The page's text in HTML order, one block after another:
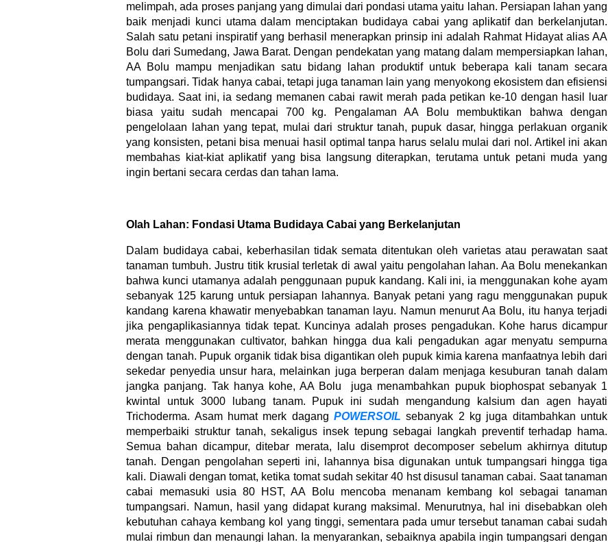
melimpah, ada proses panjang yang dimulai dari pondasi utama yaitu lahan. Persiapan lahan yang
baik menjadi kunci utama dalam menciptakan budidaya cabai yang aplikatif dan berkelanjutan.
Salah satu petani inspiratif yang berhasil menerapkan prinsip ini adalah Rahmat Hidayat alias AA
Bolu dari Sumedang, Jawa Barat. Dengan pendekatan yang matang dalam mempersiapkan lahan,
AA Bolu mampu menjadikan satu bidang lahan produktif untuk beberapa kali tanam secara
tumpangsari. Tidak hanya cabai, tetapi juga tanaman lain yang menyokong ekosistem dan efisiensi
budidaya. Saat ini, ia sedang memanen cabai rawit merah pada petikan ke-10 dengan hasil luar
biasa yaitu sudah mencapai 700 kg. Pengalaman AA Bolu membuktikan bahwa dengan
pengelolaan lahan yang tepat, mulai dari struktur tanah, pupuk dasar, hingga perlakuan organik
yang konsisten, petani bisa menuai hasil optimal tanpa harus selalu mulai dari nol. Artikel ini akan
membahas kiat-kiat aplikatif yang bisa langsung diterapkan, terutama untuk petani muda yang
ingin bertani secara cerdas dan tahan lama.
Olah Lahan: Fondasi Utama Budidaya Cabai yang Berkelanjutan
Dalam budidaya cabai, keberhasilan tidak semata ditentukan oleh varietas atau perawatan saat
tanaman tumbuh. Justru titik krusial terletak di awal yaitu pengolahan lahan. Aa Bolu menekankan
bahwa kunci utamanya adalah penggunaan pupuk kandang. Kali ini, ia menggunakan kohe ayam
sebanyak 125 karung untuk persiapan lahannya. Banyak petani yang ragu menggunakan pupuk
kandang karena khawatir menyebabkan tanaman layu. Namun menurut Aa Bolu, itu hanya terjadi
jika pengaplikasiannya tidak tepat. Kuncinya adalah proses pengadukan. Kohe harus dicampur
merata menggunakan cultivator, bahkan hingga dua kali pengadukan agar menyatu sempurna
dengan tanah. Pupuk organik tidak bisa digantikan oleh pupuk kimia karena manfaatnya lebih dari
sekedar penyedia unsur hara, melainkan juga berperan dalam menjaga kesuburan tanah dalam
jangka panjang. Tak hanya kohe, AA Bolu juga menambahkan pupuk biophospat sebanyak 1
kwintal untuk 3000 lubang tanam. Pupuk ini sudah mengandung kalsium dan agen hayati
Trichoderma. Asam humat merk dagang POWERSOIL sebanyak 2 kg juga ditambahkan untuk
memperbaiki struktur tanah, sekaligus insek tepung sebagai langkah preventif terhadap hama.
Semua bahan dicampur, ditebar merata, lalu disemprot decomposer sebelum akhirnya ditutup
tanah. Dengan pengolahan seperti ini, lahannya bisa digunakan untuk tumpangsari hingga tiga
kali. Diawali dengan tomat, ketika tomat sudah sekitar 40 hst disusul tanaman cabai. Saat tanaman
cabai memasuki usia 80 HST, AA Bolu mencoba menanam kembang kol sebagai tanaman
tumpangsari. Namun, hasil yang didapat kurang maksimal. Menurutnya, hal ini disebabkan oleh
kebutuhan cahaya kembang kol yang tinggi, sementara pada umur tersebut tanaman cabai sudah
mulai rimbun dan menaungi lahan. Ia menyarankan, sebaiknya apabila ingin tumpangsari dengan